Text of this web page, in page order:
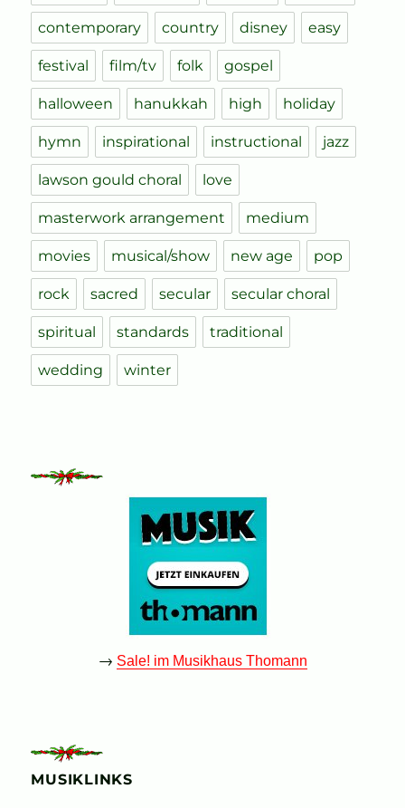
contemporary country disney easy
festival film/tv folk gospel
halloween hanukkah high holiday
hymn inspirational instructional jazz
lawson gould choral love
masterwork arrangement medium
movies musical/show new age pop
rock sacred secular secular choral
spiritual standards traditional
wedding winter
→ Sale! im Musikhaus Thomann
MUSIKLINKS